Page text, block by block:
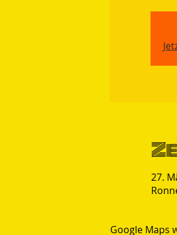
27.
Google Maps